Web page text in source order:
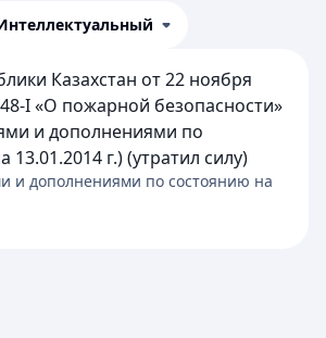
Казахстан от 22 ноября
I «О пожарной безопасности»
и дополнениями по
13.01.2014 г.) (утратил силу)
и дополнениями по состоянию на